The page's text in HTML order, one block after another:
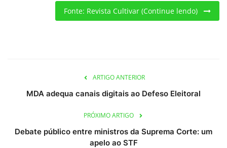
Fonte: Revista Cultivar (Continue lendo)
ARTIGO ANTERIOR
MDA adequa canais digitais ao Defeso Eleitoral
PRÓXIMO ARTIGO
Debate público entre ministros da Suprema Corte: um
apelo ao STF